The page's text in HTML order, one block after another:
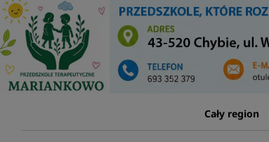
Przejdź
do
treści
Cały region